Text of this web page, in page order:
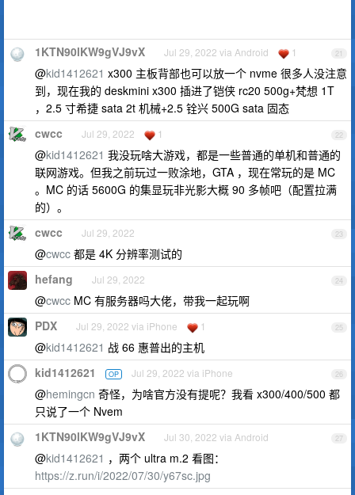
21
1KTN90lKW9gVJ9vX Jul 29, 2022 via Android 1
@kid1412621 x300 主板背部也可以放一个 nvme 很多人没注意
到，现在我的 deskmini x300 插进了铠侠 rc20 500g+梵想 1T
，2.5 寸希捷 sata 2t 机械+2.5 铨兴 500G sata 固态
22
cwcc Jul 29, 2022 1
@kid1412621 我没玩啥大游戏，都是一些普通的单机和普通的
联网游戏。但我之前玩过一败涂地，GTA ，现在常玩的是 MC
。MC 的话 5600G 的集显玩非光影大概 90 多帧吧（配置拉满
的）。
23
cwcc Jul 29, 2022
@cwcc 都是 4K 分辨率测试的
24
hefang Jul 29, 2022
@cwcc MC 有服务器吗大佬，带我一起玩啊
25
PDX Jul 29, 2022 via iPhone 1
@kid1412621 战 66 惠普出的主机
26
kid1412621 OP Jul 29, 2022 via iPhone
@hemingcn 奇怪，为啥官方没有提呢？我看 x300/400/500 都
只说了一个 Nvem
27
1KTN90lKW9gVJ9vX Jul 30, 2022 via Android
@kid1412621 ，两个 ultra m.2 看图：
https://z.run/i/2022/07/30/y67sc.jpg